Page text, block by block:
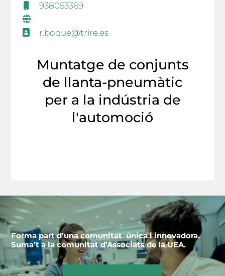
938053369
r.boque@trire.es
Muntatge de conjunts
de llanta-pneumàtic
per a la indústria de
l'automoció
Forma part d’una comunitat única i innovadora.
Suma’t a la comunitat d’Associats de la UEA.